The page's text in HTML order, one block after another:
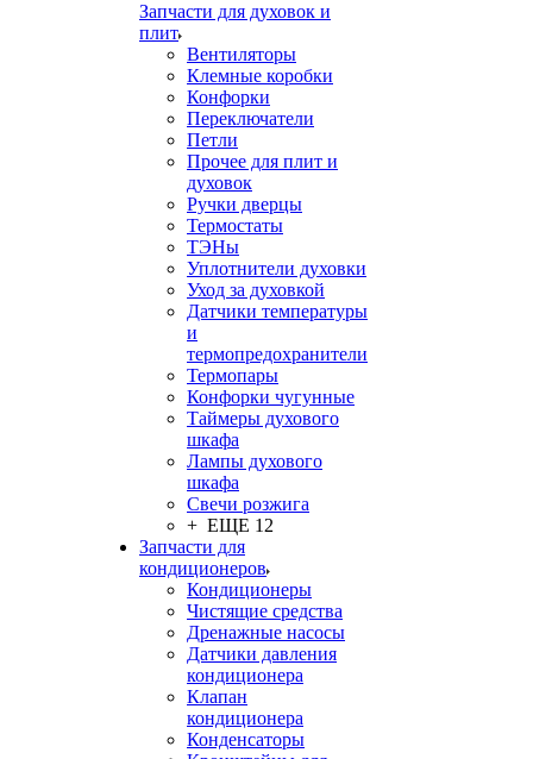
Запчасти для духовок и
плит
Вентиляторы
Клемные коробки
Конфорки
Переключатели
Петли
Прочее для плит и
духовок
Ручки дверцы
Термостаты
ТЭНы
Уплотнители духовки
Уход за духовкой
Датчики температуры
и
термопредохранители
Термопары
Конфорки чугунные
Таймеры духового
шкафа
Лампы духового
шкафа
Свечи розжига
+ ЕЩЕ 12
Запчасти для
кондиционеров
Кондиционеры
Чистящие средства
Дренажные насосы
Датчики давления
кондиционера
Клапан
кондиционера
Конденсаторы